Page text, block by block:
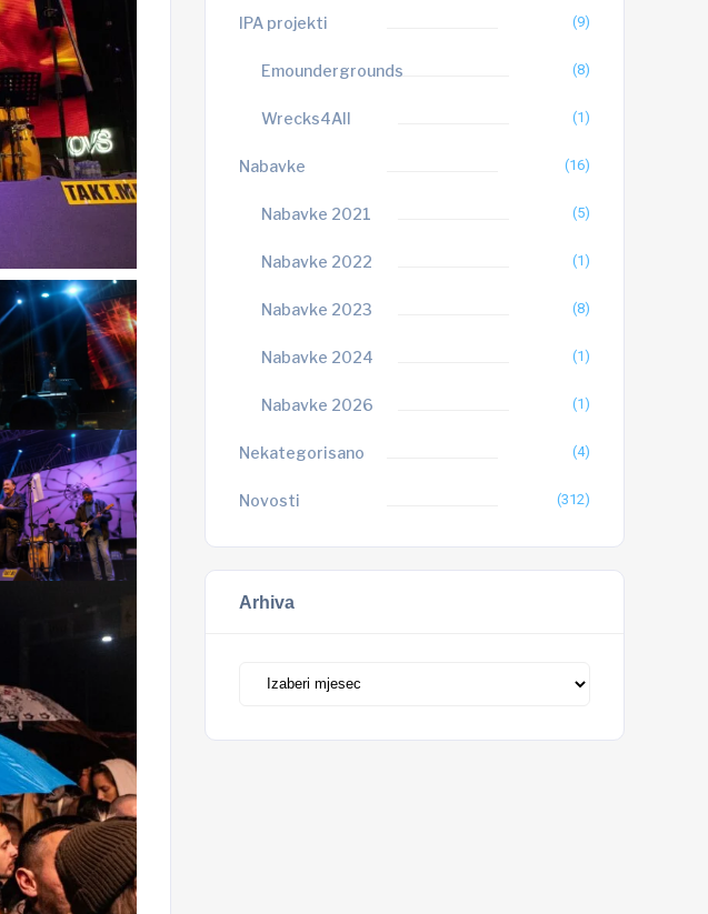
IPA projekti (9)
Emoundergrounds (8)
Wrecks4All (1)
Nabavke (16)
Nabavke 2021 (5)
Nabavke 2022 (1)
Nabavke 2023 (8)
Nabavke 2024 (1)
Nabavke 2026 (1)
Nekategorisano (4)
Novosti (312)
Arhiva